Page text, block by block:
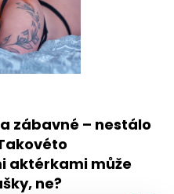
zábavné – nestálo
aktérkami může
ne?